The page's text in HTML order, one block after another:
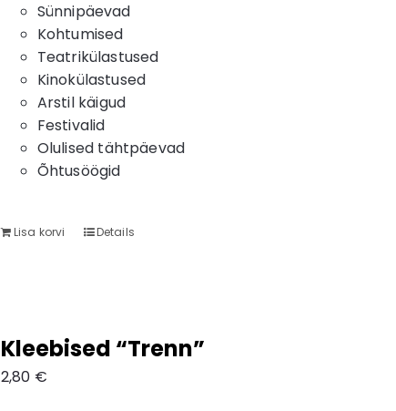
Sünnipäevad
Kohtumised
Teatrikülastused
Kinokülastused
Arstil käigud
Festivalid
Olulised tähtpäevad
Õhtusöögid
Lisa korvi Details
Kleebised “Trenn”
2,80 €